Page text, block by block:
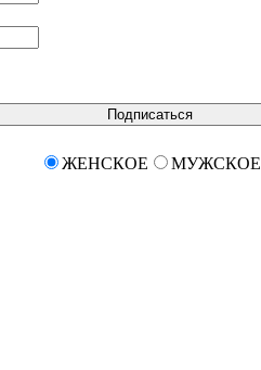
Подписаться
ЖЕНСКОЕ МУЖСКОЕ